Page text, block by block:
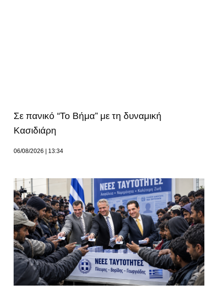
Σε πανικό “Το Βήμα” με τη δυναμική
Κασιδιάρη
06/08/2026 13:34